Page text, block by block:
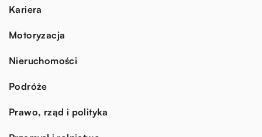
Kariera
Motoryzacja
Nieruchomości
Podróże
Prawo, rząd i polityka